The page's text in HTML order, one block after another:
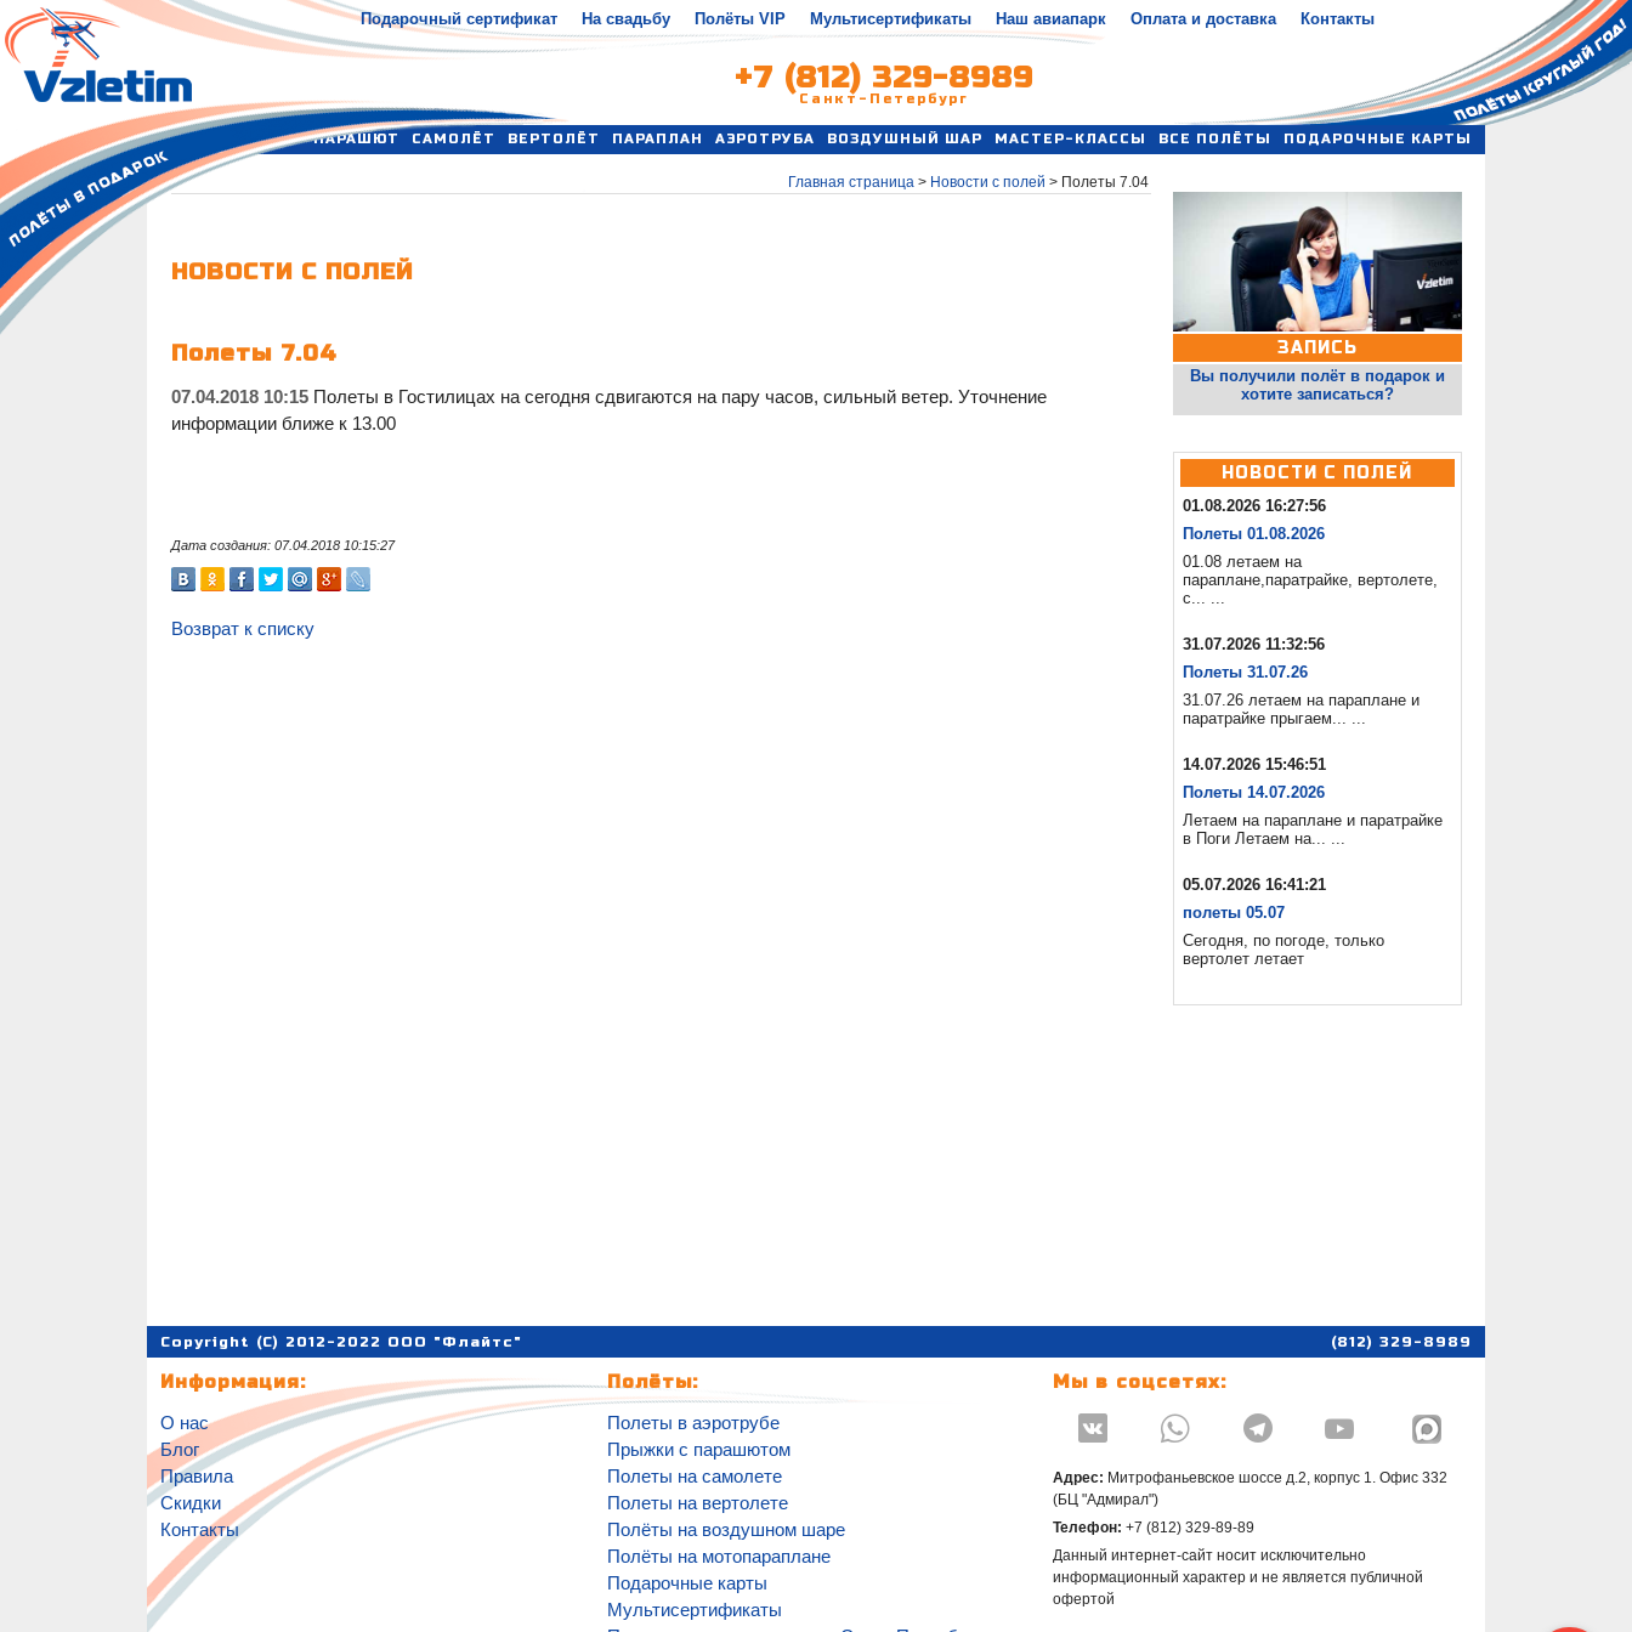
Подарочный сертификат На свадьбу Полёты VIP Мультисертификаты Наш авиапарк Оплата и доставка Контакты
+7 (812) 329-8989
Санкт-Петербург
ПАРАШЮТ САМОЛЁТ ВЕРТОЛЁТ ПАРАПЛАН АЭРОТРУБА ВОЗДУШНЫЙ ШАР МАСТЕР-КЛАССЫ ВСЕ ПОЛЁТЫ ПОДАРОЧНЫЕ КАРТЫ
Главная страница> Новости с полей > Полеты 7.04
НОВОСТИ С ПОЛЕЙ
Полеты 7.04
07.04.2018 10:15Полеты в Гостилицах на сегодня сдвигаются на пару часов, сильный ветер. Уточнение
информации ближе к 13.00
Дата создания: 07.04.2018 10:15:27
Возврат к списку
ЗАПИСЬ
Вы получили полёт в подарок и
хотите записаться?
НОВОСТИ С ПОЛЕЙ
01.08.2026 16:27:56
Полеты 01.08.2026
01.08 летаем на
параплане,паратрайке, вертолете,
с... ...
31.07.2026 11:32:56
Полеты 31.07.26
31.07.26 летаем на параплане и
паратрайке прыгаем... ...
14.07.2026 15:46:51
Полеты 14.07.2026
Летаем на параплане и паратрайке
в Поги Летаем на... ...
05.07.2026 16:41:21
полеты 05.07
Сегодня, по погоде, только
вертолет летает
Copyright (C) 2012-2022 ООО "Флайтс" (812) 329-8989
Информация:
О нас
Блог
Правила
Скидки
Контакты
Полёты:
Полеты в аэротрубе
Прыжки с парашютом
Полеты на самолете
Полеты на вертолете
Полёты на воздушном шаре
Полёты на мотопараплане
Подарочные карты
Мультисертификаты
Мы в соцсетях:
   
Адрес: Митрофаньевское шоссе д.2, корпус 1. Офис 332
(БЦ "Адмирал")
Телефон: +7 (812) 329-89-89
Данный интернет-сайт носит исключительно
информационный характер и не является публичной
офертой